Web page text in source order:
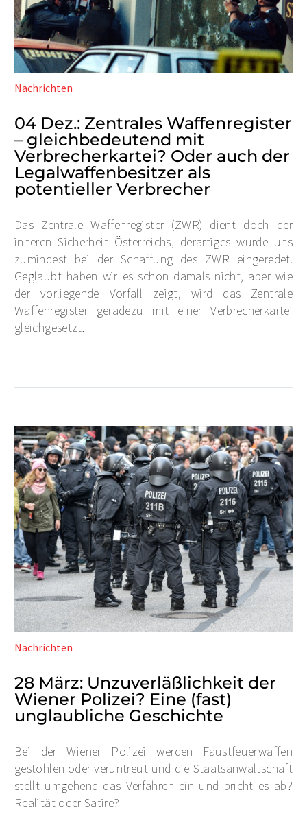
Nachrichten
04 Dez.: Zentrales Waffenregister
– gleichbedeutend mit
Verbrecherkartei? Oder auch der
Legalwaffenbesitzer als
potentieller Verbrecher
Das Zentrale Waffenregister (ZWR) dient doch der
inneren Sicherheit Österreichs, derartiges wurde uns
zumindest bei der Schaffung des ZWR eingeredet.
Geglaubt haben wir es schon damals nicht, aber wie
der vorliegende Vorfall zeigt, wird das Zentrale
Waffenregister geradezu mit einer Verbrecherkartei
gleichgesetzt.
Nachrichten
28 März: Unzuverläßlichkeit der
Wiener Polizei? Eine (fast)
unglaubliche Geschichte
Bei der Wiener Polizei werden Faustfeuerwaffen
gestohlen oder veruntreut und die Staatsanwaltschaft
stellt umgehend das Verfahren ein und bricht es ab?
Realität oder Satire?